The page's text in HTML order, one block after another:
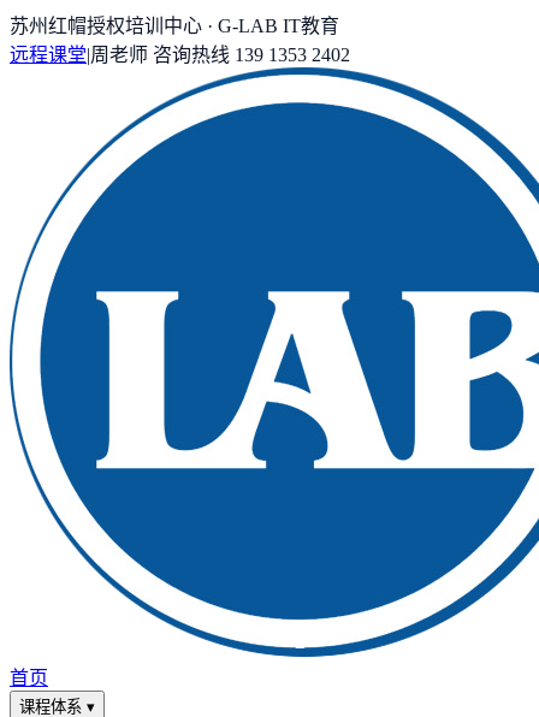
苏州红帽授权培训中心 · G-LAB IT教育
远程课堂|周老师 咨询热线 139 1353 2402
首页
课程体系 ▾